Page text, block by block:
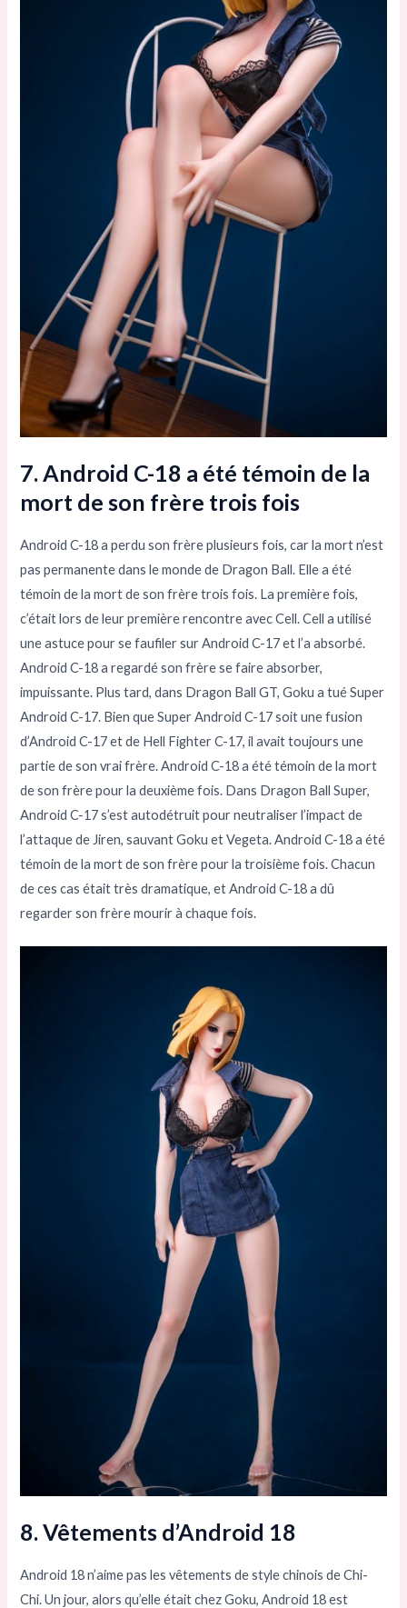
7. Android C-18 a été témoin de la
mort de son frère trois fois
Android C-18 a perdu son frère plusieurs fois, car la mort n’est
pas permanente dans le monde de Dragon Ball. Elle a été
témoin de la mort de son frère trois fois. La première fois,
c’était lors de leur première rencontre avec Cell. Cell a utilisé
une astuce pour se faufiler sur Android C-17 et l’a absorbé.
Android C-18 a regardé son frère se faire absorber,
impuissante. Plus tard, dans Dragon Ball GT, Goku a tué Super
Android C-17. Bien que Super Android C-17 soit une fusion
d’Android C-17 et de Hell Fighter C-17, il avait toujours une
partie de son vrai frère. Android C-18 a été témoin de la mort
de son frère pour la deuxième fois. Dans Dragon Ball Super,
Android C-17 s’est autodétruit pour neutraliser l’impact de
l’attaque de Jiren, sauvant Goku et Vegeta. Android C-18 a été
témoin de la mort de son frère pour la troisième fois. Chacun
de ces cas était très dramatique, et Android C-18 a dû
regarder son frère mourir à chaque fois.
8. Vêtements d’Android 18
Android 18 n’aime pas les vêtements de style chinois de Chi-
Chi. Un jour, alors qu’elle était chez Goku, Android 18 est